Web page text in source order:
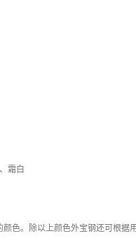
霜白
色。除以上颜色外宝钢还可根据